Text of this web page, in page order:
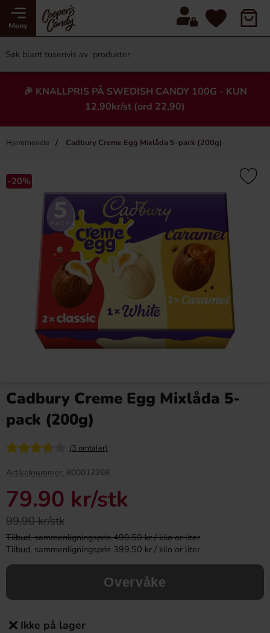
Meny
🎉 KNALLPRIS PÅ SWEDISH CANDY 100G - KUN
12,90kr/st (ord 22,90)
Hjemmeside Cadbury Creme Egg Mixlåda 5-pack (200g)
×
90g
16.91 kr
Ny!
Chips Doftgran 150g
-20%
Cadbury Creme Egg Mixlåda 5-
pack (200g)
(3 omtaler)
Artikelnummer: 800012268
79.90 kr/stk
99.90 kr/stk
Tilbud, sammenligningspris 499.50 kr / kilo or liter
Tilbud, sammenligningspris 399.50 kr / kilo or liter
Overvåke
Ikke på lager